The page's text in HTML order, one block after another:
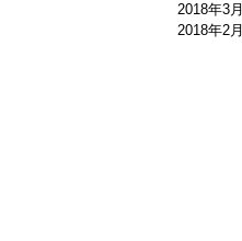
2018年3月
2018年2月